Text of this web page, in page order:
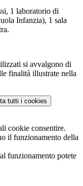
1 laboratorio di
Infanzia), 1 sala
si avvalgono di
finalità illustrate nella
tutti i cookies
cookie consentire.
il funzionamento della
funzionamento potete